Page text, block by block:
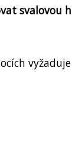
svalovou